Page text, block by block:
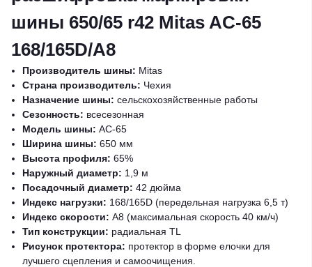
шины 650/65 r42 Mitas AC-65
168/165D/A8
Производитель шины: Mitas
Страна производитель: Чехия
Назначение шины: сельскохозяйственные работы
Сезонность: всесезонная
Модель шины: AC-65
Ширина шины: 650 мм
Высота профиля: 65%
Наружный диаметр: 1,9 м
Посадочный диаметр: 42 дюйма
Индекс нагрузки: 168/165D (передельная нагрузка 6,5 т)
Индекс скорости: A8 (максимальная скорость 40 км/ч)
Тип конструкции: радиальная TL
Рисунок протектора: протектор в форме елочки для
лучшего сцепления и самоочищения.